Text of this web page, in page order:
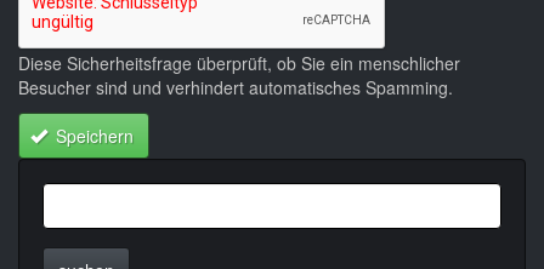
Diese Sicherheitsfrage überprüft, ob Sie ein menschlicher
Besucher sind und verhindert automatisches Spamming.
Speichern